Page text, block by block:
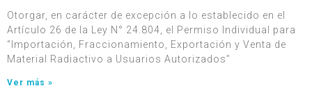
Otorgar, en carácter de excepción a lo establecido en el
Artículo 26 de la Ley N° 24.804, el Permiso Individual para
“Importación, Fraccionamiento, Exportación y Venta de
Material Radiactivo a Usuarios Autorizados”
Ver más »